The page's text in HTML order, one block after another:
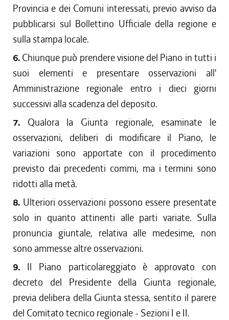
Provincia e dei Comuni interessati, previo avviso da
pubblicarsi sul Bollettino Ufficiale della regione e
sulla stampa locale.
6. Chiunque può prendere visione del Piano in tutti i
suoi elementi e presentare osservazioni all'
Amministrazione regionale entro i dieci giorni
successivi alla scadenza del deposito.
7. Qualora la Giunta regionale, esaminate le
osservazioni, deliberi di modificare il Piano, le
variazioni sono apportate con il procedimento
previsto dai precedenti commi, ma i termini sono
ridotti alla metà.
8. Ulteriori osservazioni possono essere presentate
solo in quanto attinenti alle parti variate. Sulla
pronuncia giuntale, relativa alle medesime, non
sono ammesse altre osservazioni.
9. Il Piano particolareggiato è approvato con
decreto del Presidente della Giunta regionale,
previa delibera della Giunta stessa, sentito il parere
del Comitato tecnico regionale - Sezioni I e II.